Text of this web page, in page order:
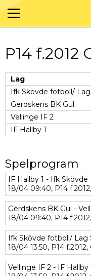
P14 f.2012
Lag
Ifk Skövde fotboll/
Gerdskens BK Gul
Vellinge IF 2
IF Hallby 1
Spelprogram
IF Hallby 1 - Ifk
18/04 09:40, P14 f.2012,
Gerdskens BK Gul -
18/04 09:40, P14 f.2012,
Ifk Skövde fotboll/ Lag
18/04 13:50, P14 f.2012,
Vellinge IF 2 - IF Hallby